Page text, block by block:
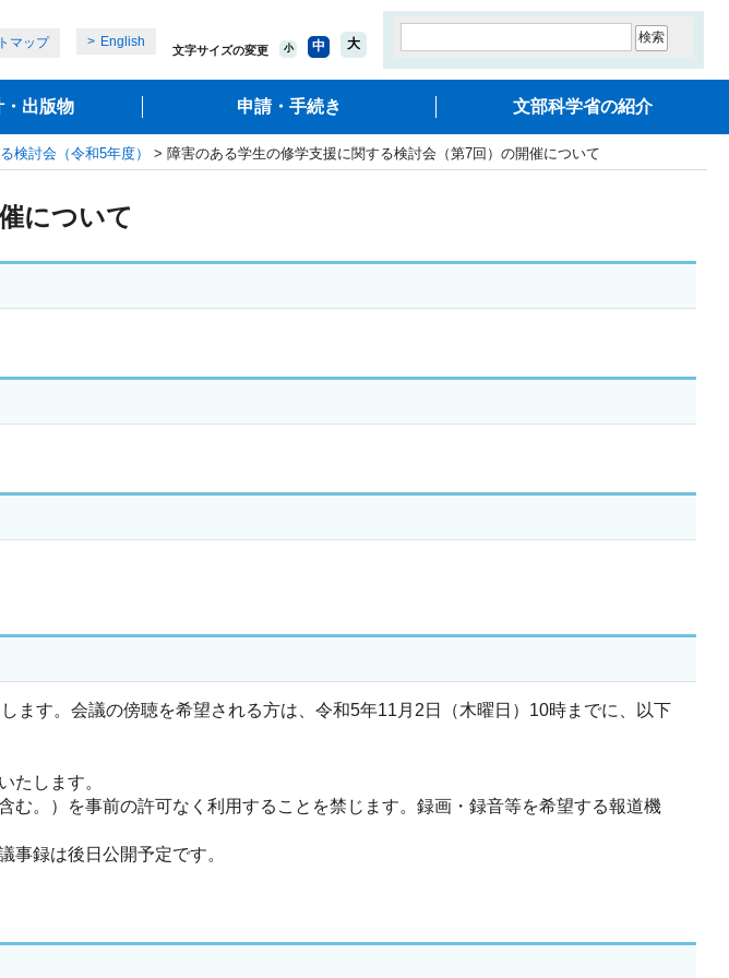
マップ English
文字サイズの変更 小 中 大
・出版物 申請・手続き 文部科学省の紹介
検討会（令和5年度） > 障害のある学生の修学支援に関する検討会（第7回）の開催について
について
。会議の傍聴を希望される方は、令和5年11月2日（木曜日）10時までに、以下
します。
）を事前の許可なく利用することを禁じます。録画・録音等を希望する報道機
録は後日公開予定です。